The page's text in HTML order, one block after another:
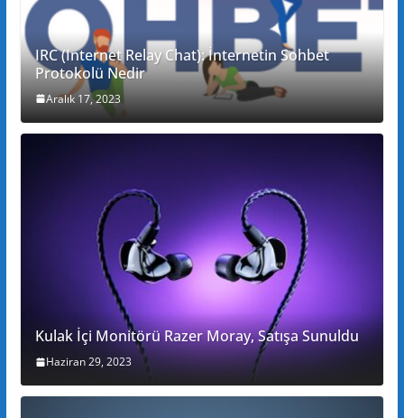
IRC (Internet Relay Chat): İnternetin Sohbet
Protokolü Nedir
Aralık 17, 2023
Kulak İçi Monitörü Razer Moray, Satışa Sunuldu
Haziran 29, 2023